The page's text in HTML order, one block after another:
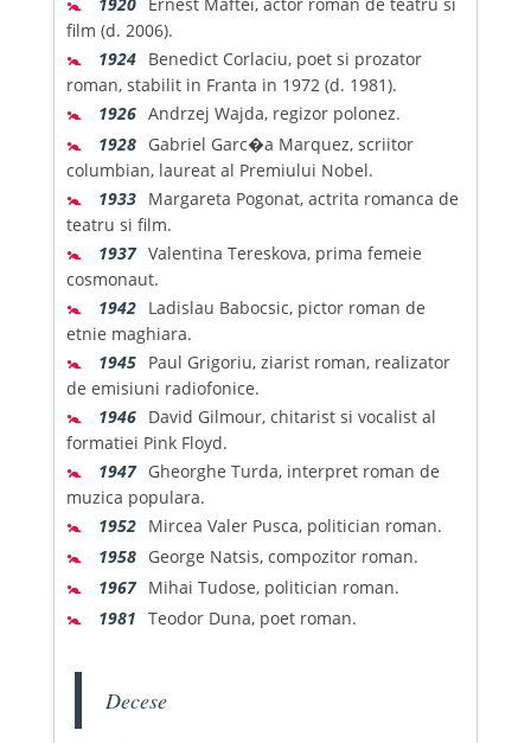
film (d. 2006).
🚼 1924 Benedict Corlaciu, poet si prozator
roman, stabilit in Franta in 1972 (d. 1981).
🚼 1926 Andrzej Wajda, regizor polonez.
🚼 1928 Gabriel Garc�a Marquez, scriitor
columbian, laureat al Premiului Nobel.
🚼 1933 Margareta Pogonat, actrita romanca de
teatru si film.
🚼 1937 Valentina Tereskova, prima femeie
cosmonaut.
🚼 1942 Ladislau Babocsic, pictor roman de
etnie maghiara.
🚼 1945 Paul Grigoriu, ziarist roman, realizator
de emisiuni radiofonice.
🚼 1946 David Gilmour, chitarist si vocalist al
formatiei Pink Floyd.
🚼 1947 Gheorghe Turda, interpret roman de
muzica populara.
🚼 1952 Mircea Valer Pusca, politician roman.
🚼 1958 George Natsis, compozitor roman.
🚼 1967 Mihai Tudose, politician roman.
🚼 1981 Teodor Duna, poet roman.
Decese